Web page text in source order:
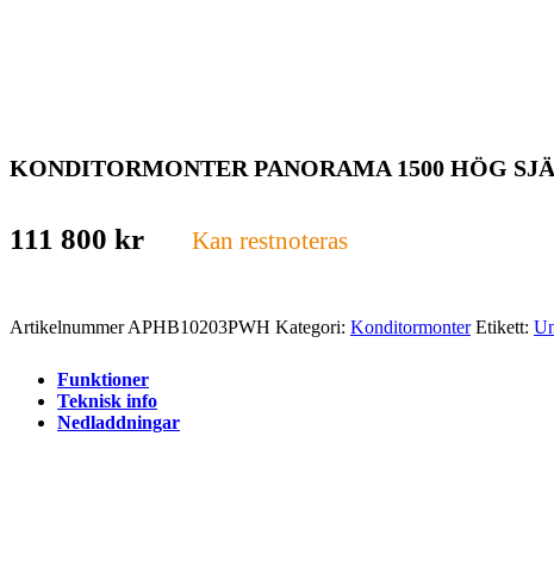
KONDITORMONTER PANORAMA 1500 HÖG
111 800 kr Kan restnoteras
ArtikelnummerAPHB10203PWH Kategori: Konditormonter Etikett:
Funktioner
Teknisk info
Nedladdningar